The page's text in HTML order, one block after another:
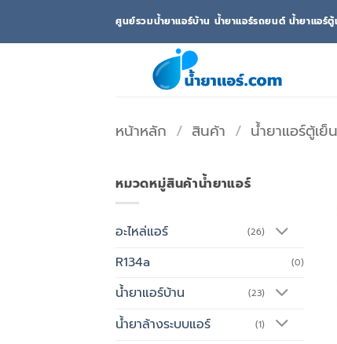
ยัง
ศูนย์รวมน้ำยาแอร์บ้าน น้ำยาแอร์รถยนต์ น้ำยาแอร์ตู้
หน้าหลัก / สินค้า / น้ำยาแอร์ตู้เย็
หมวดหมู่สินค้าน้ำยาแอร์
อะไหล่แอร์ (26)
R134a (0)
น้ำยาแอร์บ้าน (23)
น้ำยาล้างระบบแอร์ (1)